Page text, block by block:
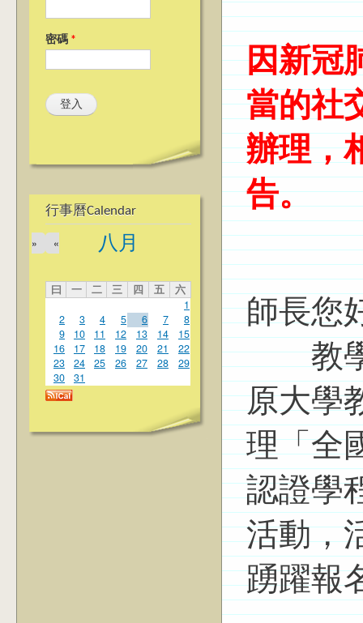
密碼 *
行事曆Calendar
八月
«
»
曰 一 二 三 四 五
六
1
2
3 4 5 6 7
8
9
10 11 12 13 14
15
16
17 18 19 20 21
22
23
24 25 26 27 28
29
30
31
因新冠
當的社
辦理，
告。
師長您
教學
原大學
理「全
認證學
活動，
踴躍報